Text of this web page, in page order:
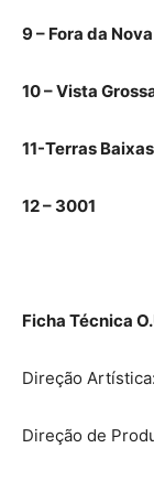
9 – Fora da
10 – Vista
11-Terras Baixas
12 – 3001
Ficha Técnica
Direção
Direção de